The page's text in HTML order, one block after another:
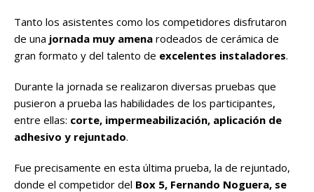
Tanto los asistentes como los competidores disfrutaron
de una jornada muy amena rodeados de cerámica de
gran formato y del talento de excelentes instaladores.
Durante la jornada se realizaron diversas pruebas que
pusieron a prueba las habilidades de los participantes,
entre ellas: corte, impermeabilización, aplicación de
adhesivo y rejuntado.
Fue precisamente en esta última prueba, la de rejuntado,
donde el competidor del Box 5, Fernando Noguera, se